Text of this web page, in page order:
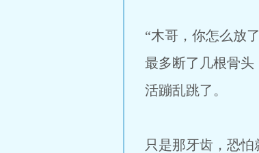
“木哥，你怎么放
最多断了几根骨头
活蹦乱跳了。
只是那牙齿，恐怕